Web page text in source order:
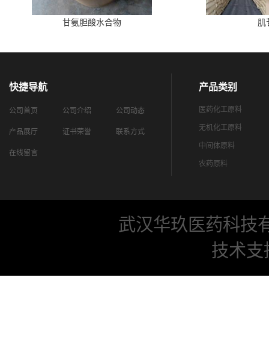
甘氨胆酸水合物 肌
快捷导航
公司首页 公司介绍 公司动态
产品展厅 证书荣誉 联系方式
在线留言
产品类别
医药化工原料
无机化工原料
中间体原料
农药原料
武汉华玖医药科技
技术